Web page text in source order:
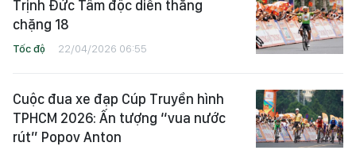
Trịnh Đức Tâm độc diễn thắng
chặng 18
Tốc độ 22/04/2026 06:55
Cuộc đua xe đạp Cúp Truyền hình
TPHCM 2026: Ấn tượng “vua nước
rút” Popov Anton